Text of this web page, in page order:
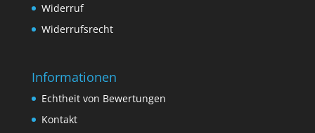
Widerruf
Widerrufsrecht
Informationen
Echtheit von Bewertungen
Kontakt